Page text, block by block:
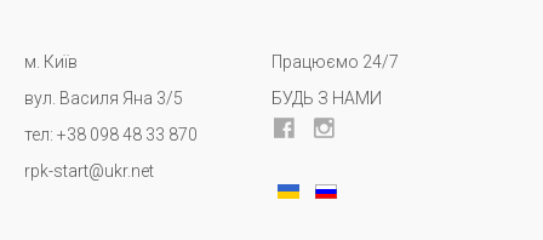
м. Київ
вул. Василя Яна 3/5
тел: +38 098 48 33 870
rpk-start@ukr.net
Працюємо 24/7
БУДЬ З НАМИ